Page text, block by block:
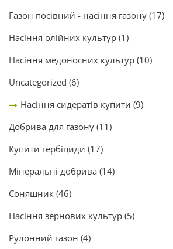
Газон посівний - насіння газону (17)
Насіння олійних культур (1)
Насіння медоносних культур (10)
Uncategorized (6)
Насіння сидератів купити (9)
Добрива для газону (11)
Купити гербіциди (17)
Мінеральні добрива (14)
Соняшник (46)
Насіння зернових культур (5)
Рулонний газон (4)